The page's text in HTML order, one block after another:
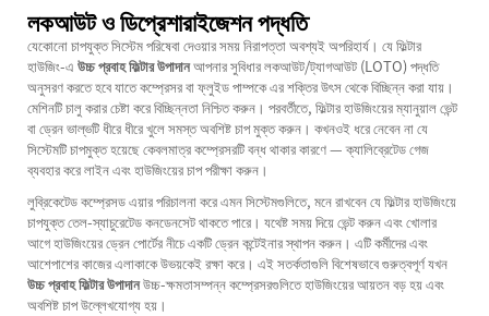
লকআউট ও ডিপ্রেশারাইজেশন পদ্ধতি
যেকোনো চাপযুক্ত সিস্টেম পরিষেবা দেওয়ার সময় নিরাপত্তা অবশ্যই অপরিহার্য। যে ফিল্টার
হাউজিং-এ উচ্চ প্রবাহ ফিল্টার উপাদানআপনার সুবিধার লকআউট/ট্যাগআউট (LOTO) পদ্ধতি
অনুসরণ করতে হবে যাতে কম্প্রেসর বা ফ্লুইড পাম্পকে এর শক্তির উৎস থেকে বিচ্ছিন্ন করা যায়।
মেশিনটি চালু করার চেষ্টা করে বিচ্ছিন্নতা নিশ্চিত করুন। পরবর্তীতে, ফিল্টার হাউজিংয়ের ম্যানুয়াল ভেন্ট
বা ড্রেন ভাল্ভটি ধীরে ধীরে খুলে সমস্ত অবশিষ্ট চাপ মুক্ত করুন। কখনওই ধরে নেবেন না যে
সিস্টেমটি চাপমুক্ত হয়েছে কেবলমাত্র কম্প্রেসরটি বন্ধ থাকার কারণে — ক্যালিব্রেটেড গেজ
ব্যবহার করে লাইন এবং হাউজিংয়ের চাপ পরীক্ষা করুন।
লুব্রিকেটেড কম্প্রেসড এয়ার পরিচালনা করে এমন সিস্টেমগুলিতে, মনে রাখবেন যে ফিল্টার হাউজিংয়ে
চাপযুক্ত তেল-স্যাচুরেটেড কনডেনসেট থাকতে পারে। যথেষ্ট সময় দিয়ে ভেন্ট করুন এবং খোলার
আগে হাউজিংয়ের ড্রেন পোর্টের নীচে একটি ড্রেন কন্টেইনার স্থাপন করুন। এটি কর্মীদের এবং
আশেপাশের কাজের এলাকাকে উভয়কেই রক্ষা করে। এই সতর্কতাগুলি বিশেষভাবে গুরুত্বপূর্ণ যখন
উচ্চ প্রবাহ ফিল্টার উপাদানউচ্চ-ক্ষমতাসম্পন্ন কম্প্রেসরগুলিতে হাউজিংয়ের আয়তন বড় হয় এবং
অবশিষ্ট চাপ উল্লেখযোগ্য হয়।